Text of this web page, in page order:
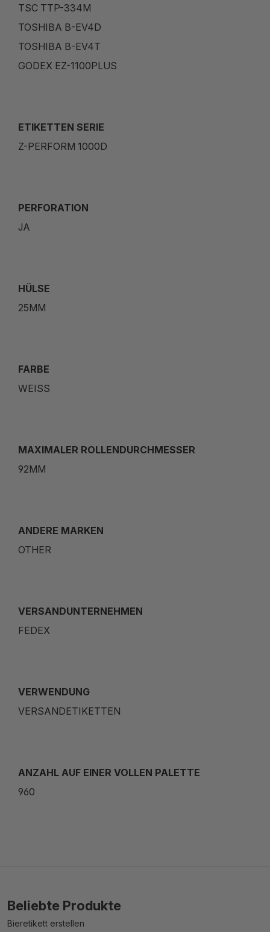
TSC TTP-334M
TOSHIBA B-EV4D
TOSHIBA B-EV4T
GODEX EZ-1100PLUS
ETIKETTEN SERIE
Z-PERFORM 1000D
PERFORATION
JA
HÜLSE
25MM
FARBE
WEISS
MAXIMALER ROLLENDURCHMESSER
92MM
ANDERE MARKEN
OTHER
VERSANDUNTERNEHMEN
FEDEX
VERWENDUNG
VERSANDETIKETTEN
ANZAHL AUF EINER VOLLEN PALETTE
960
Beliebte Produkte
Bieretikett erstellen